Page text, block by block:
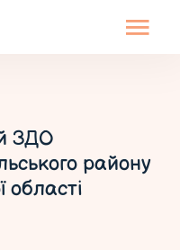
ЗДО
району
області